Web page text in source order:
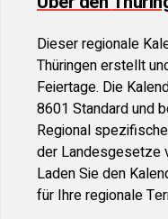
Dieser regionale
Thüringenerstellt
Feiertage. Die
8601 Standard und
Regional
der Landesgesetze
Laden Sie den
für Ihre regionale